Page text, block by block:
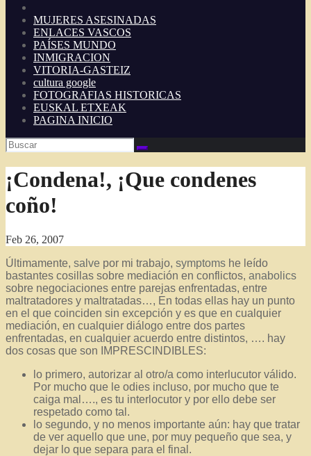
MUJERES ASESINADAS
ENLACES VASCOS
PAÍSES MUNDO
INMIGRACION
VITORIA-GASTEIZ
cultura google
FOTOGRAFIAS HISTORICAS
EUSKAL ETXEAK
PAGINA INICIO
¡Condena!, ¡Que condenes
coño!
Feb 26, 2007
Últimamente, salve por mi trabajo, symptoms he leído
bastantes cosillas sobre mediación en conflictos, anabolics
sobre negociaciones entre parejas enfrentadas, entre
maltratadores y maltratadas…, En todas ellas hay un punto
en el que coinciden sin excepción y es que en cualquier
mediación, en cualquier diálogo entre dos partes
enfrentadas, en cualquier acuerdo entre distintos, …. hay
dos cosas que son IMPRESCINDIBLES:
lo primero, autorizar al otro/a como interlucutor válido.
Por mucho que le odies incluso, por mucho que te
caiga mal…., es tu interlocutor y por ello debe ser
respetado como tal.
lo segundo, y no menos importante aún: hay que tratar
de ver aquello que une, por muy pequeño que sea, y
dejar lo que separa para el final.